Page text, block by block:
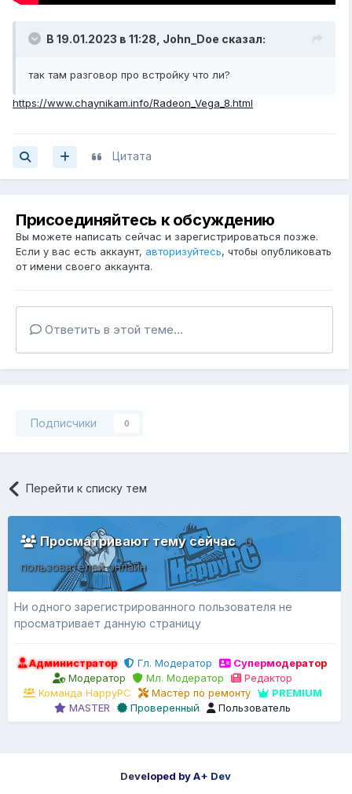
В 19.01.2023 в 11:28, John_Doe сказал:
так там разговор про встройку что ли?
https://www.chaynikam.info/Radeon_Vega_8.html
Цитата
Присоединяйтесь к обсуждению
Вы можете написать сейчас и зарегистрироваться позже.
Если у вас есть аккаунт, авторизуйтесь, чтобы опубликовать
от имени своего аккаунта.
Ответить в этой теме...
Подписчики 0
Перейти к списку тем
Просматривают тему сейчас0
пользователей онлайн
Ни одного зарегистрированного пользователя не
просматривает данную страницу
Администратор Гл. Модератор
Супермодератор
Модератор
Мл. Модератор
Редактор
Команда HappyPC
Мастер по ремонту
PREMIUM
MASTER
Проверенный Пользователь
Developed by A+ Dev